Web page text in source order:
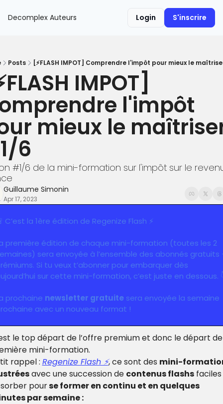
Decomplex Auteurs Login S'inscrire
Posts [⚡️FLASH IMPOT] Comprendre l'impôt pour mieux le
IMPOT]
l'impôt
mieux le
6
#1/6 de la mini-formation sur l'impôt sur le
Guillaume Simonin
Apr 17, 2023
C’est la 1ère édition de Regenize Flash ⚡️
première édition de chaque mini-formation (toutes les 2
sera envoyée à l’ensemble des abonnés gratuits
Si tu veux t’abonner pour embarquer dès
sur cette mini-formation, c’est juste en dessous.
prochaine newsletter gratuite sera envoyée la semaine
avec un nouveau format !
le top départ de l’offre premium et donc le départ
mini-formation.
rappel : Regenize Flash ⚡️, ce sont des mini-
avec une succession de contenus flashs faciles
pour se former en continu et en quelques
par semaine :